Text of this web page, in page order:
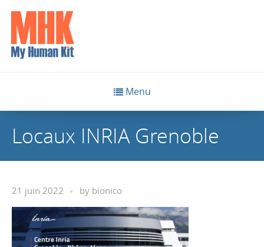
Menu
Locaux INRIA Grenoble
21 juin 2022 by bionico